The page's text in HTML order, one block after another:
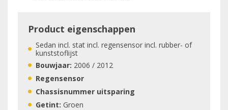
Product eigenschappen
Sedan incl. stat incl. regensensor incl. rubber- of
kunststoflijst
Bouwjaar: 2006 / 2012
Regensensor
Chassisnummer uitsparing
Getint: Groen